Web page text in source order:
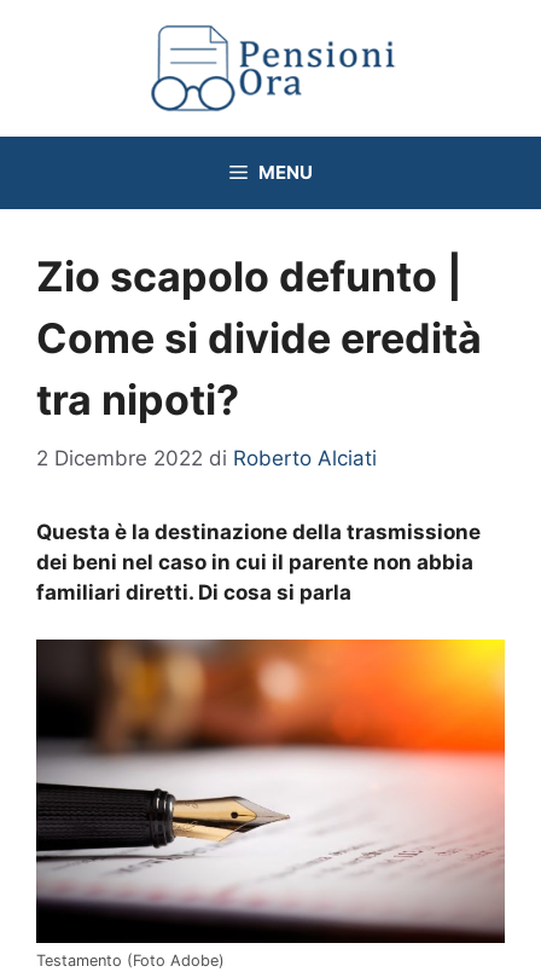
MENU
Zio scapolo defunto |
Come si divide eredità
tra nipoti?
2 Dicembre 2022 di Roberto Alciati
Questa è la destinazione della trasmissione
dei beni nel caso in cui il parente non abbia
familiari diretti. Di cosa si parla
Testamento (Foto Adobe)